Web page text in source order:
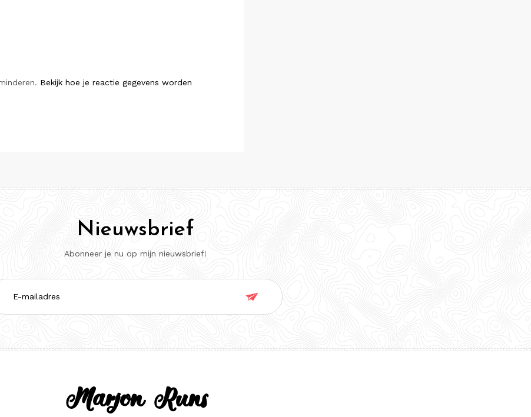
Bekijk hoe je reactie gegevens worden
Nieuwsbrief
Abonneer je nu op mijn nieuwsbrief!

Marjon Runs